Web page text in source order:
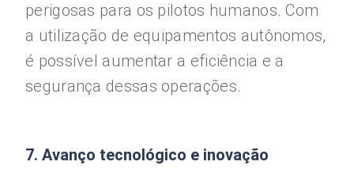
perigosas para os pilotos humanos. Com
a utilização de equipamentos autônomos,
é possível aumentar a eficiência e a
segurança dessas operações.
7. Avanço tecnológico e inovação